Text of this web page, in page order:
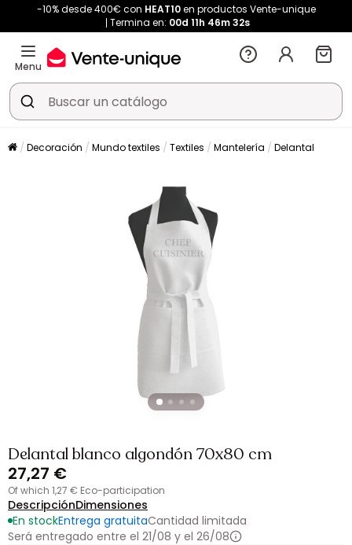
-10% desde 400€ con HEAT10en productos Vente-unique
Termina en: 00d 11h 46m 31s
Menu
Decoración Mundo textiles Textiles Mantelería Delantal
Delantal blanco algondón 70x80 cm
27,27 €
of which 1,27 € Eco-participation
DescripciónDimensiones
En stockEntrega gratuitaCantidad limitada
Será entregado entre el 21/08 y el 26/08